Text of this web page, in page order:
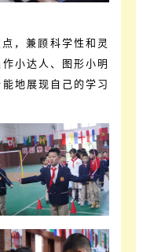
，兼顾科学性和灵
小达人、图形小明
地展现自己的学习